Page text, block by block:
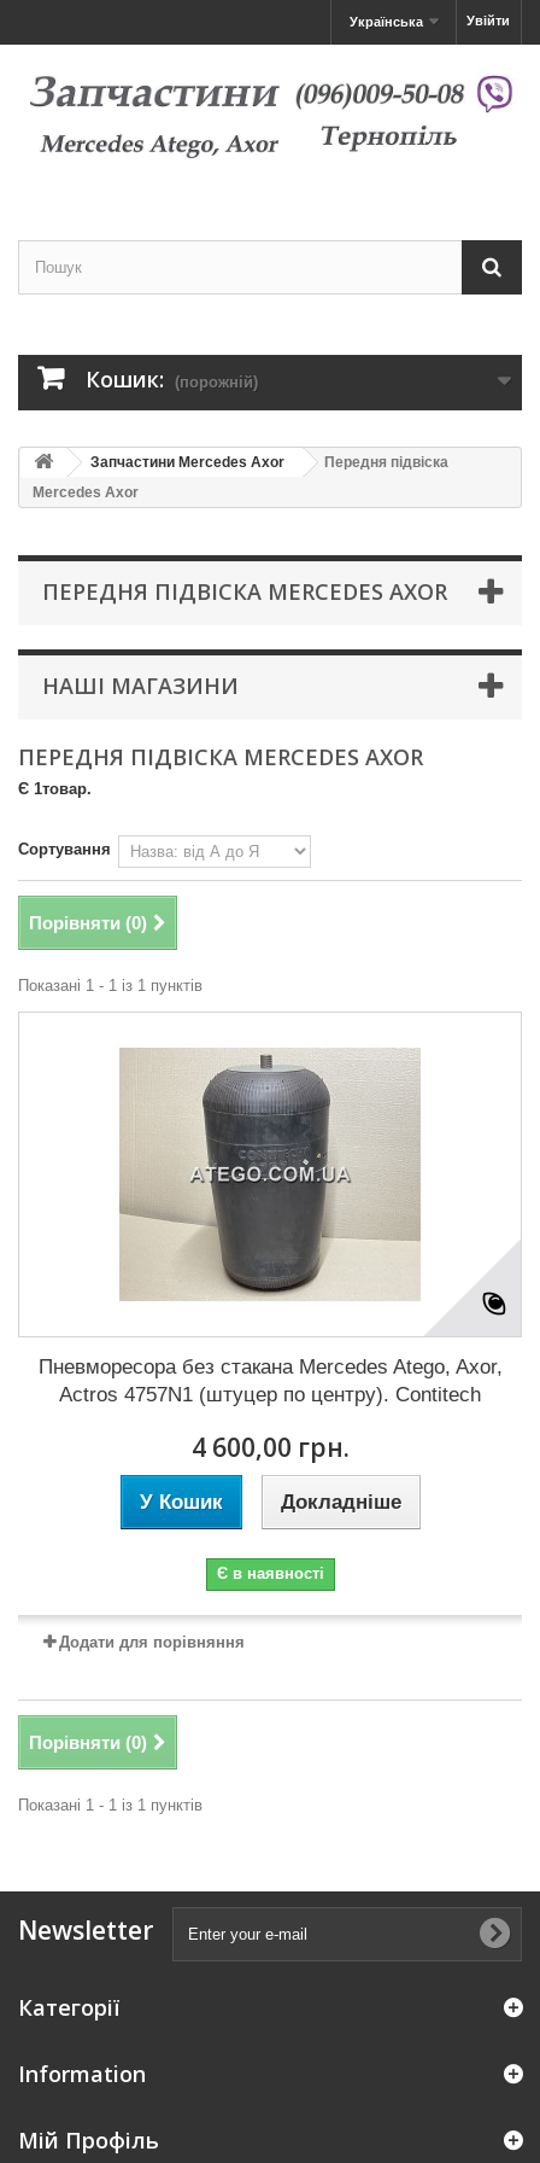
Увійти
Українська
Кошик: (порожній)
Запчастини Mercedes Axor
Передня підвіска
Mercedes Axor
ПЕРЕДНЯ ПІДВІСКА MERCEDES AXOR
НАШІ МАГАЗИНИ
ПЕРЕДНЯ ПІДВІСКА MERCEDES AXOR
Є 1товар.
Сортування
Порівняти (0)
Показані 1 - 1 із 1 пунктів
Пневморесора без стакана Mercedes Atego, Axor,
Actros 4757N1 (штуцер по центру). Contitech
4 600,00 грн.
У Кошик Докладніше
Є в наявності
Додати для порівняння
Порівняти (0)
Показані 1 - 1 із 1 пунктів
Newsletter
Категорії
Information
Мій Профіль